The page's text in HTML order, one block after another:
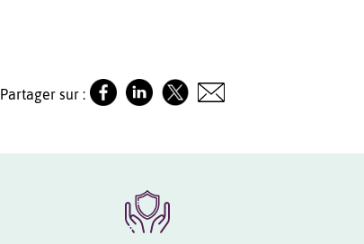
Partager sur :